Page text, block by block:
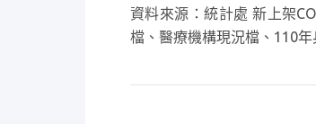
資料來源：統計處 新上架
檔、醫療機構現況檔、110